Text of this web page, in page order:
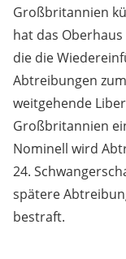
Großbritannien
hat das
die die
Abtreibungen
weitgehende
Großbritannien
Nominell wird
24.
spätere
bestraft.